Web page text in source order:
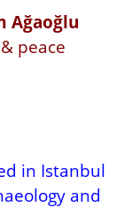
Ağaoğlu
peace
in Istanbul
and